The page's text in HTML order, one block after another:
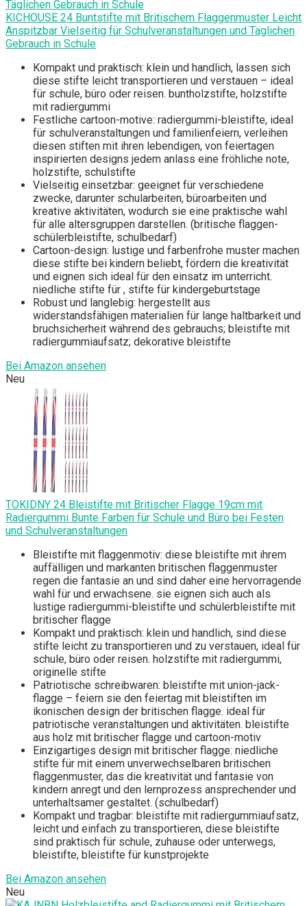
KICHOUSE 24 Buntstifte mit Britischem Flaggenmuster Leicht
Anspitzbar Vielseitig für Schulveranstaltungen und Täglichen
Gebrauch in Schule
Kompakt und praktisch: klein und handlich, lassen sich
diese stifte leicht transportieren und verstauen – ideal
für schule, büro oder reisen. buntholzstifte, holzstifte
mit radiergummi
Festliche cartoon-motive: radiergummi-bleistifte, ideal
für schulveranstaltungen und familienfeiern, verleihen
diesen stiften mit ihren lebendigen, von feiertagen
inspirierten designs jedem anlass eine fröhliche note,
holzstifte, schulstifte
Vielseitig einsetzbar: geeignet für verschiedene
zwecke, darunter schularbeiten, büroarbeiten und
kreative aktivitäten, wodurch sie eine praktische wahl
für alle altersgruppen darstellen. (britische flaggen-
schülerbleistifte, schulbedarf)
Cartoon-design: lustige und farbenfrohe muster machen
diese stifte bei kindern beliebt, fördern die kreativität
und eignen sich ideal für den einsatz im unterricht.
niedliche stifte für , stifte für kindergeburtstage
Robust und langlebig: hergestellt aus
widerstandsfähigen materialien für lange haltbarkeit und
bruchsicherheit während des gebrauchs; bleistifte mit
radiergummiaufsatz; dekorative bleistifte
Bei Amazon ansehen
Neu
TOKIDNY 24 Bleistifte mit Britischer Flagge 19cm mit
Radiergummi Bunte Farben für Schule und Büro bei Festen
und Schulveranstaltungen
Bleistifte mit flaggenmotiv: diese bleistifte mit ihrem
auffälligen und markanten britischen flaggenmuster
regen die fantasie an und sind daher eine hervorragende
wahl für und erwachsene. sie eignen sich auch als
lustige radiergummi-bleistifte und schülerbleistifte mit
britischer flagge
Kompakt und praktisch: klein und handlich, sind diese
stifte leicht zu transportieren und zu verstauen, ideal für
schule, büro oder reisen. holzstifte mit radiergummi,
originelle stifte
Patriotische schreibwaren: bleistifte mit union-jack-
flagge – feiern sie den feiertag mit bleistiften im
ikonischen design der britischen flagge. ideal für
patriotische veranstaltungen und aktivitäten. bleistifte
aus holz mit britischer flagge und cartoon-motiv
Einzigartiges design mit britischer flagge: niedliche
stifte für mit einem unverwechselbaren britischen
flaggenmuster, das die kreativität und fantasie von
kindern anregt und den lernprozess ansprechender und
unterhaltsamer gestaltet. (schulbedarf)
Kompakt und tragbar: bleistifte mit radiergummiaufsatz,
leicht und einfach zu transportieren, diese bleistifte
sind praktisch für schule, zuhause oder unterwegs,
bleistifte, bleistifte für kunstprojekte
Bei Amazon ansehen
Neu